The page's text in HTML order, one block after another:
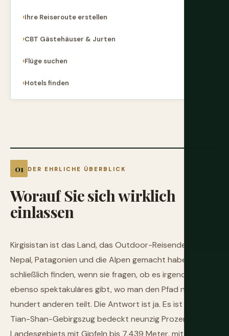
DER EHRLICHE ÜBERBLICK
Worauf Siesichwirklich
einlassen
Kirgisistan ist das Land, das Outdoor-Reisende, die
Nepal, Patagonien und die Alpen gemacht haben,
schließlich finden, wenn sie fragen, ob es irgendwo
ebenso spektakuläres gibt, wo man den Pfad nicht mit
hundert anderen teilt. Die Antwort ist ja. Es ist hier. Der
Tian-Shan-Gebirgszug bedeckt neunzig Prozent des
Landesgebiets mit Gipfeln bis 7.439 Meter, mit
Ihre Reiseroute erstellen
CBT Gästehäuser & Jurten
Flüge suchen
Hotels finden